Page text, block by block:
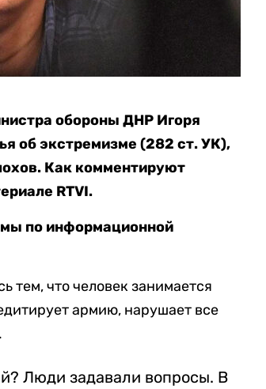
обороны ДНР Игоря
об экстремизме (282 ст. УК),
Как комментируют
RTVI.
по информационной
тем, что человек занимается
армию, нарушает все
Люди задавали вопросы. В